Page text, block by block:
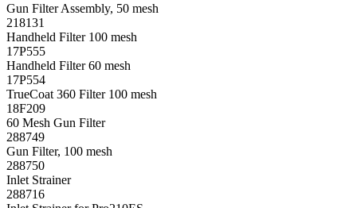
Gun Filter Assembly, 50 mesh
218131
Handheld Filter 100 mesh
17P555
Handheld Filter 60 mesh
17P554
TrueCoat 360 Filter 100 mesh
18F209
60 Mesh Gun Filter
288749
Gun Filter, 100 mesh
288750
Inlet Strainer
288716